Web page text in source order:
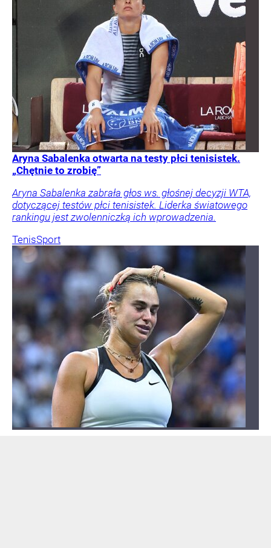
Aryna Sabalenka otwarta na testy płci tenisistek.
„Chętnie to zrobię”
Aryna Sabalenka zabrała głos ws. głośnej decyzji WTA,
dotyczącej testów płci tenisistek. Liderka światowego
rankingu jest zwolenniczką ich wprowadzenia.
TenisSport